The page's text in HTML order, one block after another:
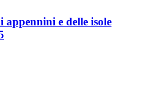
e delle isole